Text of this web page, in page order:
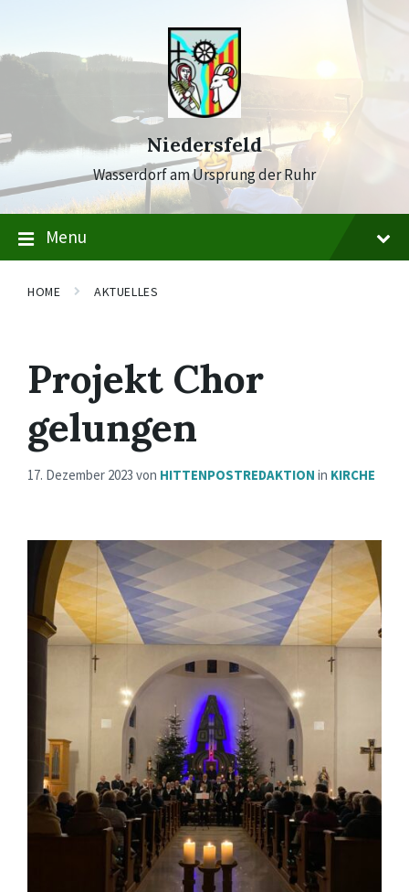
navigation
Niedersfeld
Wasserdorf am Ursprung der Ruhr
Menu
HOME AKTUELLES
Projekt Chor
gelungen
17. Dezember 2023 von HITTENPOSTREDAKTION in KIRCHE